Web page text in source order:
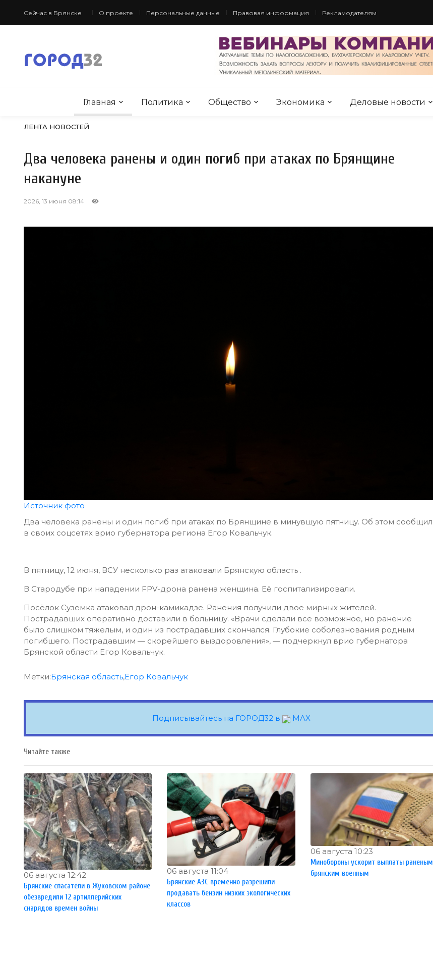
Сейчас в Брянске О проекте Персональные данные Правовая информация Рекламодателям
Главная Политика Общество Экономика Деловые новости
ЛЕНТА НОВОСТЕЙ
Два человека ранены и один погиб при атаках по Брянщине
накануне
2026, 13 июня 08:14
Источник фото
Два человека ранены и один погиб при атаках по Брянщине в минувшую пятницу. Об этом сообщил
в своих соцсетях врио губернатора региона Егор Ковальчук.
В пятницу, 12 июня, ВСУ несколько раз атаковали Брянскую область .
В Стародубе при нападении FPV-дрона ранена женщина. Её госпитализировали.
Посёлок Суземка атаковал дрон-камикадзе. Ранения получили двое мирных жителей.
Пострадавших оперативно доставили в больницу. «Врачи сделали все возможное, но ранение
было слишком тяжелым, и один из пострадавших скончался. Глубокие соболезнования родным
погибшего. Пострадавшим — скорейшего выздоровления», — подчеркнул врио губернатора
Брянской области Егор Ковальчук.
Метки:Брянская область,Егор Ковальчук
Подписывайтесь на ГОРОД32 в MAX
Читайте также
06 августа 12:42
Брянские спасатели в Жуковском районе
обезвредили 12 артиллерийских
снарядов времен войны
06 августа 11:04
Брянские АЗС временно разрешили
продавать бензин низких экологических
классов
06 августа 10:23
Минобороны ускорит выплаты раненым
брянским военным